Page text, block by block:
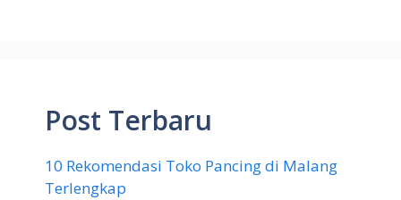
Post Terbaru
10 Rekomendasi Toko Pancing di Malang
Terlengkap